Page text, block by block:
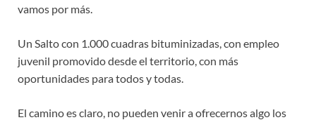
vamos por más.
Un Salto con 1.000 cuadras bituminizadas, con empleo
juvenil promovido desde el territorio, con más
oportunidades para todos y todas.
El camino es claro, no pueden venir a ofrecernos algo los